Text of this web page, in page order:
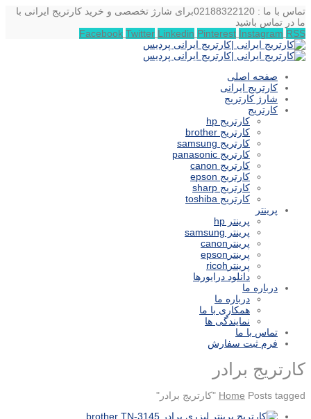
تماس با ما : 02188322120
برای شارژ تخصصی و خرید کارتریج ایرانی با
ما در تماس باشید
Facebook Twitter Linkedin Pinterest Instagram RSS
صفحه اصلی
کارتریج ایرانی
شارژ کارتریج
کارتریج
کارتریج hp
کارتریج brother
کارتریج samsung
کارتریج panasonic
کارتریج canon
کارتریج epson
کارتریج sharp
کارتریج toshiba
پرینتر
پرینتر hp
پرینتر samsung
پرینترcanon
پرینترepson
پرینترricoh
دانلود درایورها
درباره ما
درباره ما
همکاری با ما
نمایندگی ها
تماس با ما
فرم ثبت سفارش
کارتریج برادر
Home Posts tagged "کارتریج برادر"